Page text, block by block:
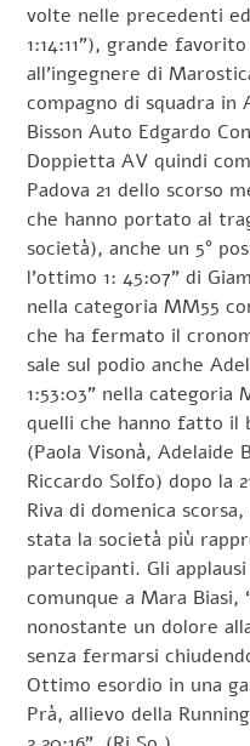
volte nelle precedenti
1:14:11”), grande
all’ingegnere di
compagno di squadra
Bisson Auto Edgardo
Doppietta AV quindi
Padova 21 dello scorso
che hanno portato al
società), anche un 5°
l’ottimo 1: 45:07” di
nella categoria MM55
che ha fermato il
sale sul podio anche
1:53:03” nella
quelli che hanno fatto il
(Paola Visonà,
Riccardo Solfo) dopo la
Riva di domenica
stata la società più
partecipanti. Gli
comunque a Mara Biasi,
nonostante un dolore
senza fermarsi
Ottimo esordio in una
Prà, allievo della